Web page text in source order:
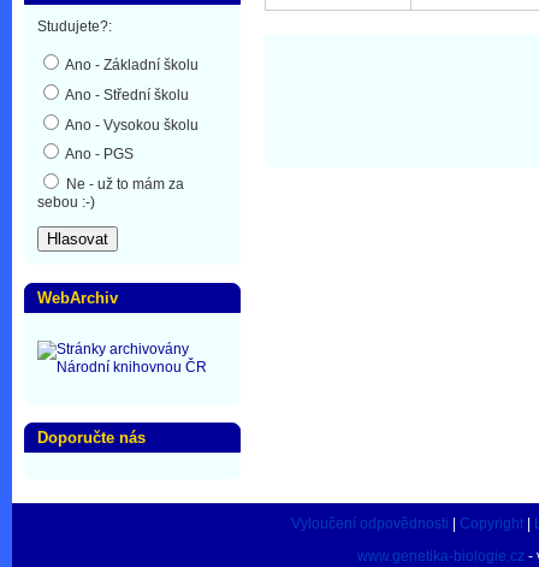
Studujete?:
Ano - Základní školu
Ano - Střední školu
Ano - Vysokou školu
Ano - PGS
Ne - už to mám za
sebou :-)
WebArchiv
Doporučte nás
Vyloučení odpovědnosti Copyright
www.genetika-biologie.cz -